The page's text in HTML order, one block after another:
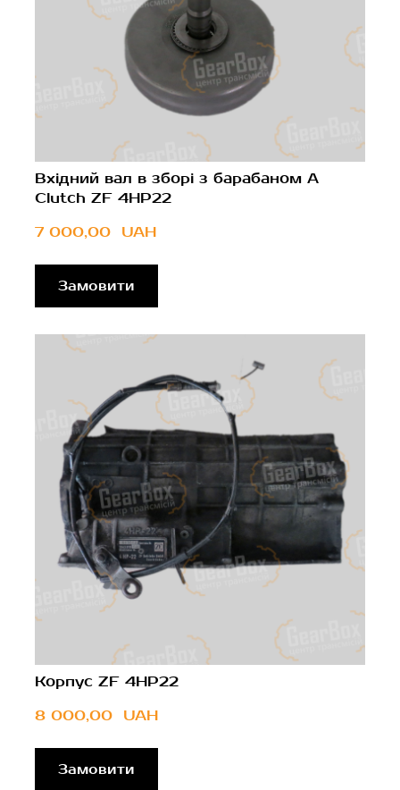
Вхідний вал в зборі з барабаном A
Clutch ZF 4HP22
7 000,00  UAH
Замовити
Корпус ZF 4HP22
8 000,00  UAH
Замовити